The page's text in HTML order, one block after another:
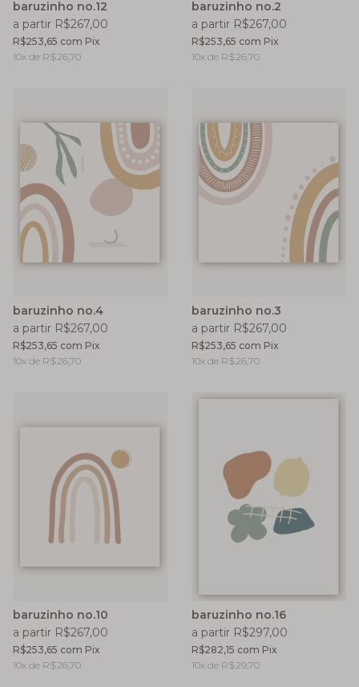
baruzinho no.12
a partir R$267,00
R$253,65 com Pix
10x de R$26,70
baruzinho no.2
a partir R$267,00
R$253,65 com Pix
10x de R$26,70
baruzinho no.4
a partir R$267,00
R$253,65 com Pix
10x de R$26,70
baruzinho no.3
a partir R$267,00
R$253,65 com Pix
10x de R$26,70
baruzinho no.10
a partir R$267,00
R$253,65 com Pix
10x de R$26,70
baruzinho no.16
a partir R$297,00
R$282,15 com Pix
10x de R$29,70